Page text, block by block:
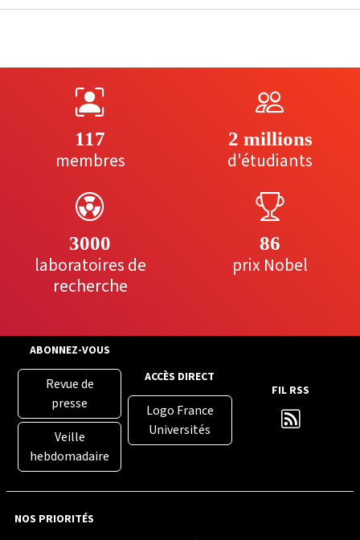
117
membres
2 millions
d'étudiants
3000
laboratoires de
recherche
86
prix Nobel
ABONNEZ-VOUS
Revue de
presse
Veille
hebdomadaire
ACCÈS DIRECT
Logo France
Universités
FIL RSS
NOS PRIORITÉS